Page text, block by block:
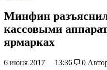
Минфин
кассовыми
ярмарках
6 июня 2017 13:36 0